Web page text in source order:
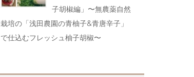
子胡椒編」〜無農薬自然
栽培の「浅田農園の青柚子&青唐辛子」
で仕込むフレッシュ柚子胡椒〜